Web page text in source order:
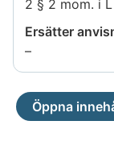
2 § 2 mom. i
Ersätter
–Uppgiften
är
inte
tillgänglig
Öppna